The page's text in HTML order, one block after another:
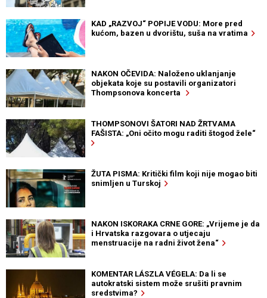
KAD „RAZVOJ“ POPIJE VODU: More pred
kućom, bazen u dvorištu, suša na vratima
NAKON OČEVIDA: Naloženo uklanjanje
objekata koje su postavili organizatori
Thompsonova koncerta
THOMPSONOVI ŠATORI NAD ŽRTVAMA
FAŠISTA: „Oni očito mogu raditi štogod žele“
ŽUTA PISMA: Kritički film koji nije mogao biti
snimljen u Turskoj
NAKON ISKORAKA CRNE GORE: „Vrijeme je da
i Hrvatska razgovara o utjecaju
menstruacije na radni život žena“
KOMENTAR LÁSZLA VÉGELA: Da li se
autokratski sistem može srušiti pravnim
sredstvima?